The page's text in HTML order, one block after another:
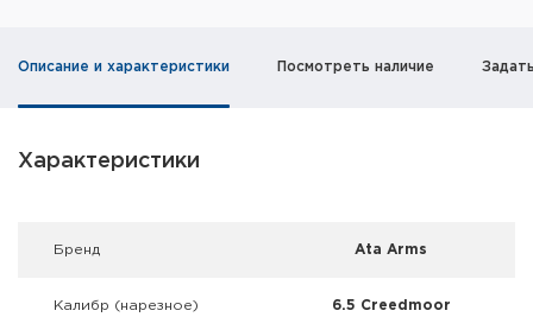
Фальшпатроны
Оружейные шкафы и сейфы
Описание и характеристики Посмотреть наличие
Характеристики
Брeнд Ata Arms
Калибр (нарезное) 6.5 Creedmoor